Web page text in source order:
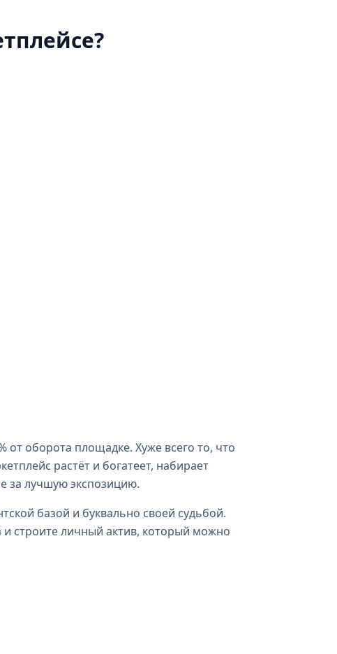
от оборота площадке. Хуже всего то, что
растёт и богатеет, набирает
за лучшую экспозицию.
базой и буквально своей судьбой.
и строите личный актив, который можно